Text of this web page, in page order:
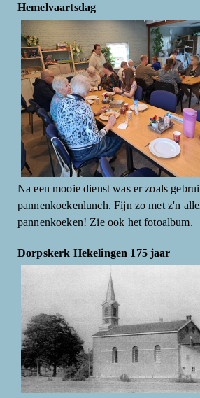
Hemelvaartsdag
Na een mooie dienst was er zoals
pannenkoekenlunch. Fijn zo met z'n
pannenkoeken! Zie ook het fotoalbum.
Dorpskerk Hekelingen 175 jaar